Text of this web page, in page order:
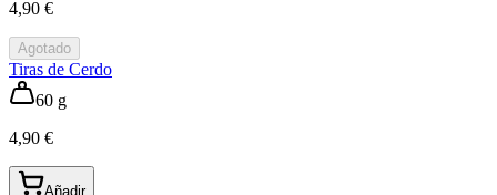
4,90 €
Agotado
Tiras de Cerdo
60 g
4,90 €
Añadir